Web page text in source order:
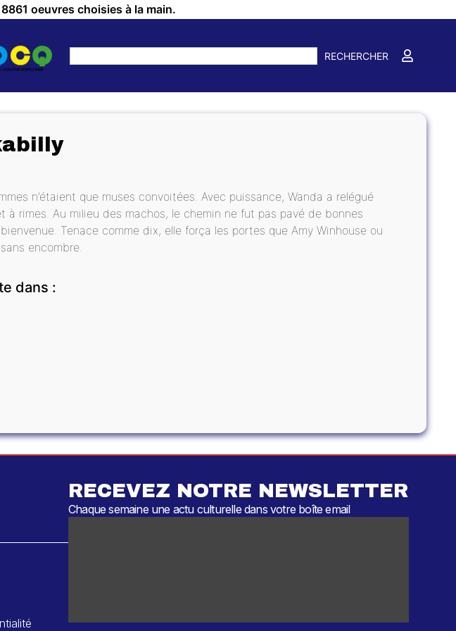
oeuvres choisies à la main.
RECHERCHER
n’étaient que muses convoitées. Avec puissance, Wanda a relégué
à rimes. Au milieu des machos, le chemin ne fut pas pavé de bonnes
Tenace comme dix, elle força les portes que Amy Winhouse ou
encombre.
dans :
RECEVEZ NOTRE NEWSLETTER
Chaque semaine une actu culturelle dans votre boîte email